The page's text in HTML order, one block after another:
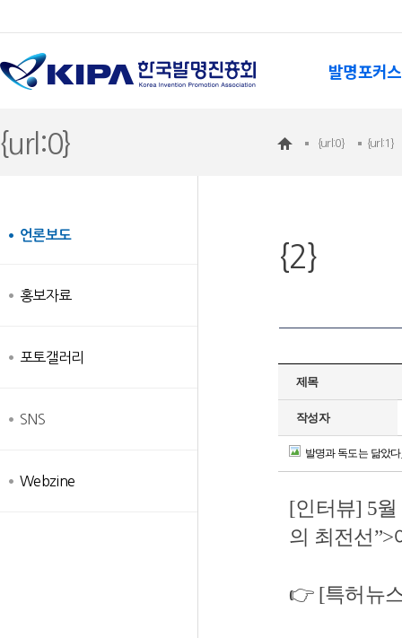
발명포커스
{url:0} {url:0} {url:1}
언론보도
홍보자료
포토갤러리
SNS
Webzine
{2}
제목
작성자
발명과 독도는 닮았
[인터뷰] 5월
의 최전선
👉 [특허뉴